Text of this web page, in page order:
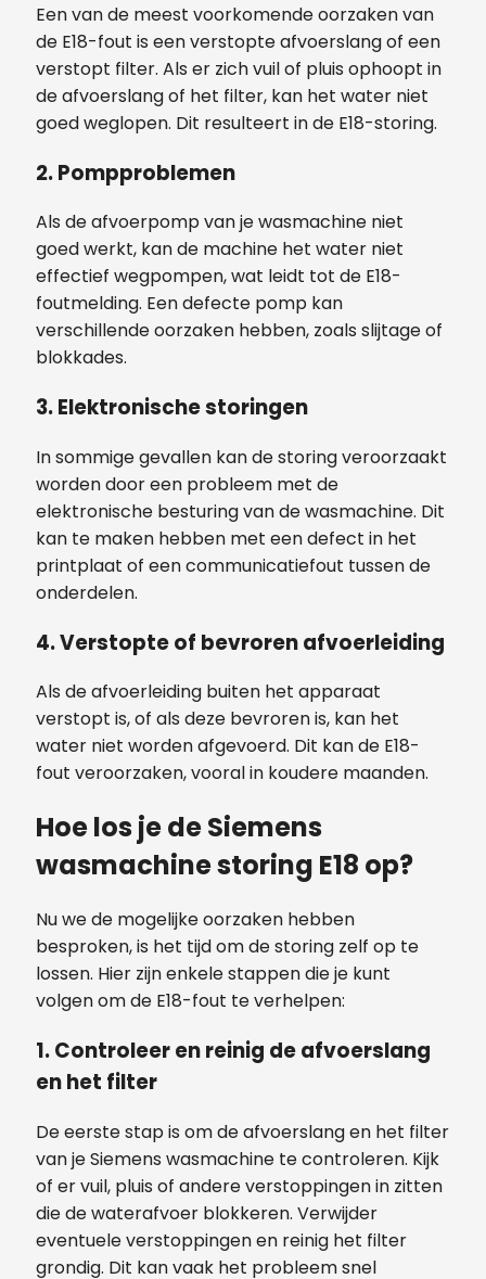
Een van de meest voorkomende oorzaken van
de E18-fout is een verstopte afvoerslang of een
verstopt filter. Als er zich vuil of pluis ophoopt in
de afvoerslang of het filter, kan het water niet
goed weglopen. Dit resulteert in de E18-storing.
2. Pompproblemen
Als de afvoerpomp van je wasmachine niet
goed werkt, kan de machine het water niet
effectief wegpompen, wat leidt tot de E18-
foutmelding. Een defecte pomp kan
verschillende oorzaken hebben, zoals slijtage of
blokkades.
3. Elektronische storingen
In sommige gevallen kan de storing veroorzaakt
worden door een probleem met de
elektronische besturing van de wasmachine. Dit
kan te maken hebben met een defect in het
printplaat of een communicatiefout tussen de
onderdelen.
4. Verstopte of bevroren afvoerleiding
Als de afvoerleiding buiten het apparaat
verstopt is, of als deze bevroren is, kan het
water niet worden afgevoerd. Dit kan de E18-
fout veroorzaken, vooral in koudere maanden.
Hoe los je de Siemens
wasmachine storing E18 op?
Nu we de mogelijke oorzaken hebben
besproken, is het tijd om de storing zelf op te
lossen. Hier zijn enkele stappen die je kunt
volgen om de E18-fout te verhelpen:
1. Controleer en reinig de afvoerslang
en het filter
De eerste stap is om de afvoerslang en het filter
van je Siemens wasmachine te controleren. Kijk
of er vuil, pluis of andere verstoppingen in zitten
die de waterafvoer blokkeren. Verwijder
eventuele verstoppingen en reinig het filter
grondig. Dit kan vaak het probleem snel